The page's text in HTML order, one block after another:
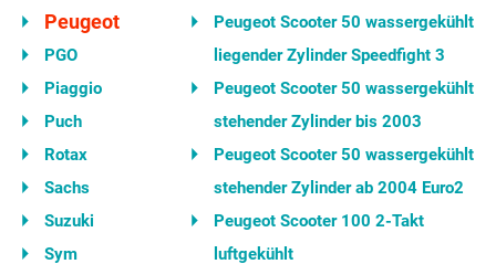
Peugeot
PGO
Piaggio
Puch
Rotax
Sachs
Suzuki
Sym
Peugeot Scooter 50 wassergekühlt
liegender Zylinder Speedfight 3
Peugeot Scooter 50 wassergekühlt
stehender Zylinder bis 2003
Peugeot Scooter 50 wassergekühlt
stehender Zylinder ab 2004 Euro2
Peugeot Scooter 100 2-Takt
luftgekühlt